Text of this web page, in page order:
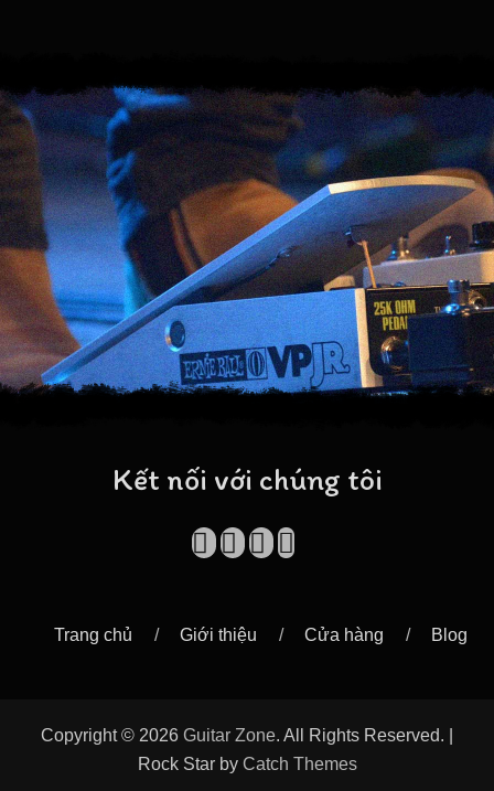
Kết nối với chúng tôi
Facebook
VimeoYouTube
Mobile
Trang chủ Giới thiệu Cửa hàng Blog
Copyright © 2026 Guitar Zone. All Rights Reserved. |
Rock Star by Catch Themes